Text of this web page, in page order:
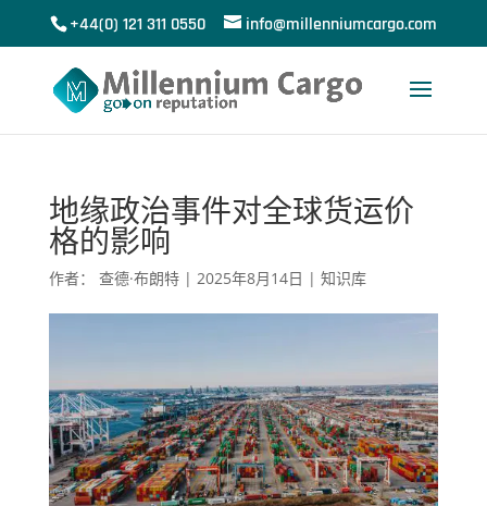
+44(0) 121 311 0550 info@millenniumcargo.com
地缘政治事件对全球货运价
格的影响
作者： 查德·布朗特| 2025年8月14日 | 知识库